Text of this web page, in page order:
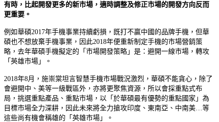
有時，比起開發更多的新市場，適時調整及修正市場的開發方向反而
更重要。
例如華碩2017年手機事業持續虧損，既打不贏中國的品牌手機，但華
碩也不想放棄手機事業，因此2018年便重新制定手機的市場營銷策
略，去年華碩手機擬定的「市場開發策略」是：避開一線市場，轉攻
「英雄市場」。
2018年8月，施崇棠坦言智慧手機市場戰況激烈，華碩不能貪心，除了
會避開中、美等一級戰區外，亦將更聚焦資源，所以會採重點式布
局，挑選重點產品、重點市場，以「於華碩最有優勢的重點國家」為
目標市場全力深耕，因此未來將全力搶攻印度、東南亞、中南美…等
這些尚有機會稱雄的「英雄市場」。